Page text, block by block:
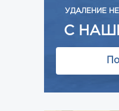
УДАЛЕНИЕ
С